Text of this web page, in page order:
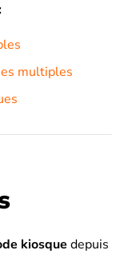
multiples
kiosque depuis